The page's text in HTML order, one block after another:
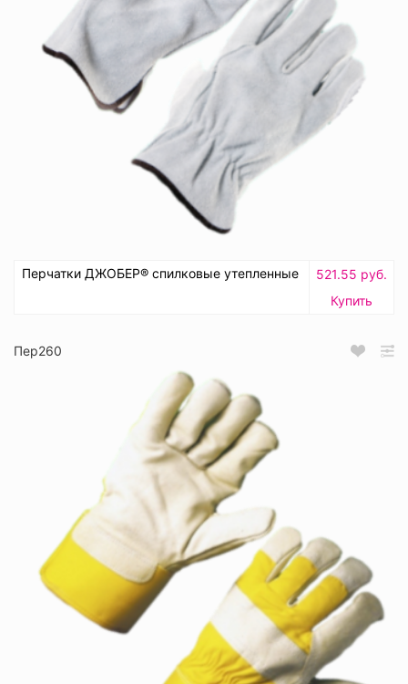
Перчатки ДЖОБЕР® спилковые утепленные
521.55 руб.
Купить
Пер260